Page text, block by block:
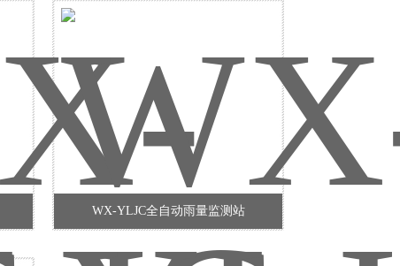
WX-YLJC全自动雨量监测站